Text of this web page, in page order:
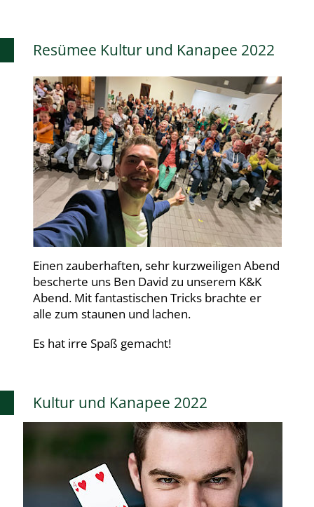
Resümee Kultur und Kanapee 2022
Einen zauberhaften, sehr kurzweiligen Abend
bescherte uns Ben David zu unserem K&K
Abend. Mit fantastischen Tricks brachte er
alle zum staunen und lachen.
Es hat irre Spaß gemacht!
Kultur und Kanapee 2022